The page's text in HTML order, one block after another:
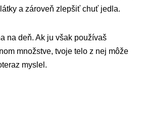
a zároveň zlepšiť chuť jedla.
na deň. Ak ju však používaš
množstve, tvoje telo z nej môže
myslel.